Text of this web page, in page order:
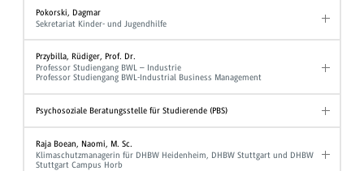
Pokorski, Dagmar
Sekretariat Kinder- und Jugendhilfe
Przybilla, Rüdiger, Prof. Dr.
Professor Studiengang BWL – Industrie
Professor Studiengang BWL-Industrial Business Management
Psychosoziale Beratungsstelle für Studierende (PBS)
Raja Boean, Naomi, M. Sc.
Klimaschutzmanagerin für DHBW Heidenheim, DHBW Stuttgart und DHBW
Stuttgart Campus Horb